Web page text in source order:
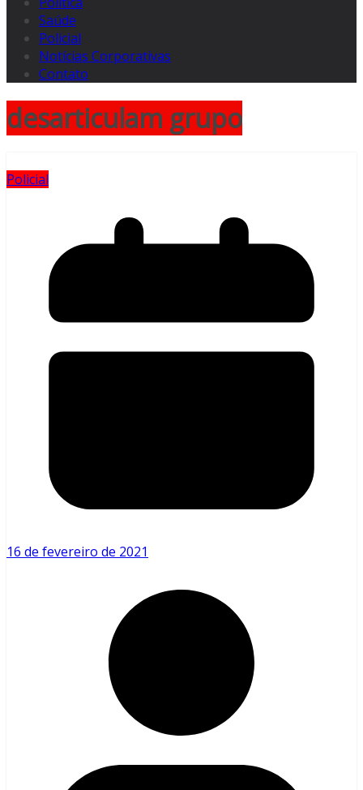
Saúde
Policial
Notícias Corporativas
Contato
desarticulam grupo
Policial
16 de fevereiro de 2021